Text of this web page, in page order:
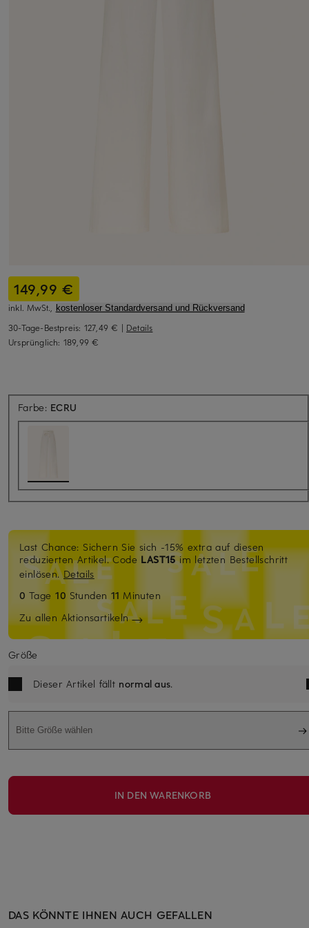
149,99 €
inkl. MwSt., kostenloser Standardversand und Rückversand
30-Tage-Bestpreis: 127,49 € | Details
Ursprünglich: 189,99 €
Farbe: ECRU
Last Chance: Sichern Sie sich -15% extra auf diesen
reduzierten Artikel. Code LAST15im letzten Bestellschritt
einlösen.Details
0 Tage10 Stunden 11 Minuten
Zu allen Aktionsartikeln
Größe
Dieser Artikel fällt normal aus.
Bitte Größe wählen
IN DEN WARENKORB
DAS KÖNNTE IHNEN AUCH GEFALLEN